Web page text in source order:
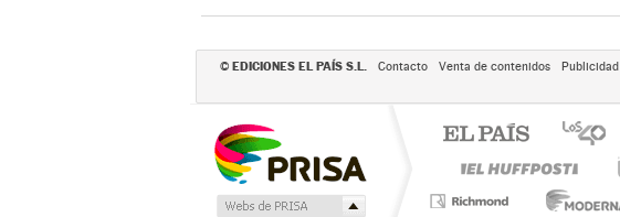
© EDICIONES EL PAÍS S.L. Contacto Venta de contenidos Publicidad